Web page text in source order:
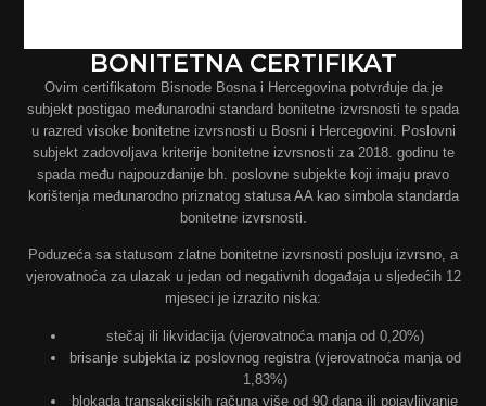
BONITETNA CERTIFIKAT
Ovim certifikatom Bisnode Bosna i Hercegovina potvrđuje da je
subjekt postigao međunarodni standard bonitetne izvrsnosti te spada
u razred visoke bonitetne izvrsnosti u Bosni i Hercegovini. Poslovni
subjekt zadovoljava kriterije bonitetne izvrsnosti za 2018. godinu te
spada među najpouzdanije bh. poslovne subjekte koji imaju pravo
korištenja međunarodno priznatog statusa AA kao simbola standarda
bonitetne izvrsnosti.
Poduzeća sa statusom zlatne bonitetne izvrsnosti posluju izvrsno, a
vjerovatnoća za ulazak u jedan od negativnih događaja u sljedećih 12
mjeseci je izrazito niska:
stečaj ili likvidacija (vjerovatnoća manja od 0,20%)
brisanje subjekta iz poslovnog registra (vjerovatnoća manja od
1,83%)
blokada transakcijskih računa više od 90 dana ili pojavljivanje